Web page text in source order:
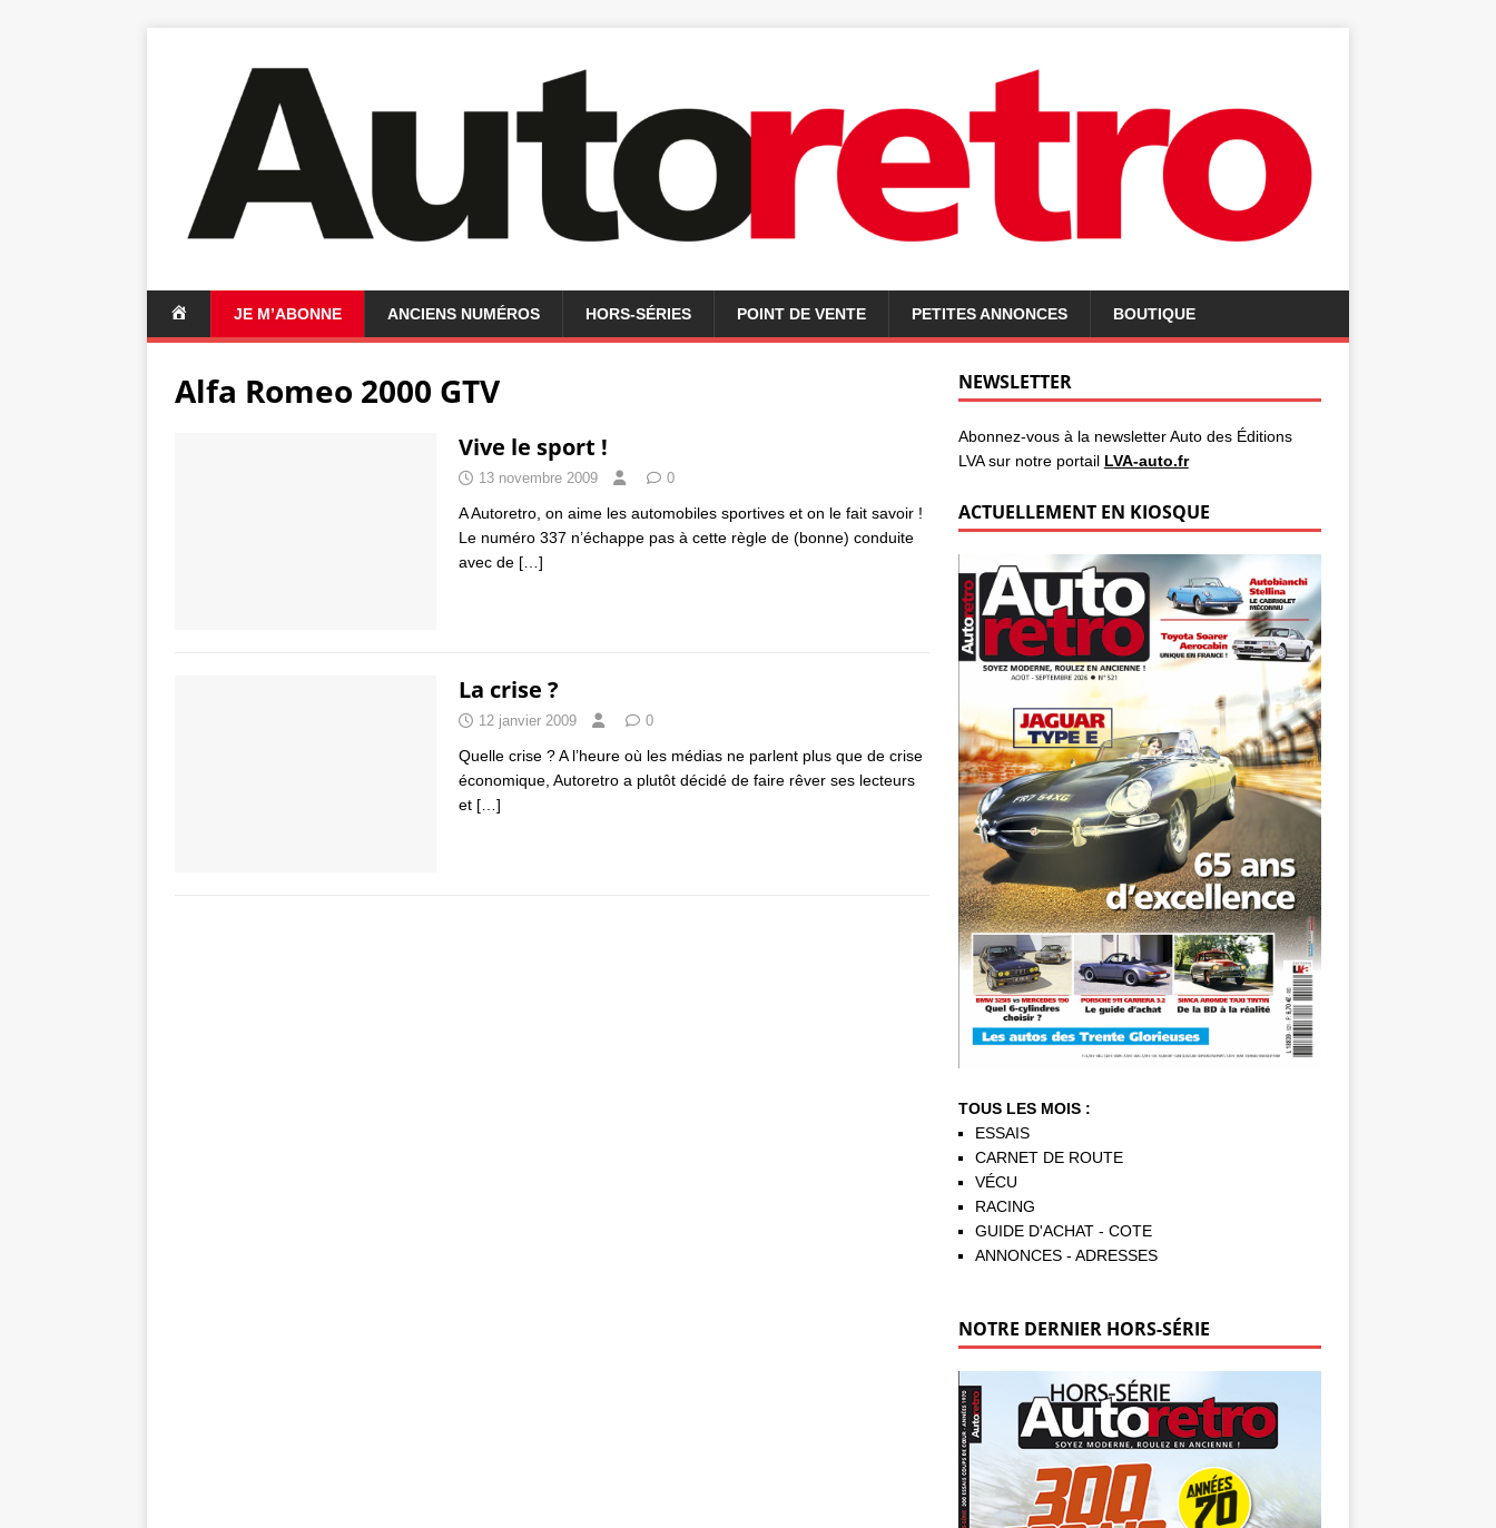
C
U
JE M’ABONNE ANCIENS NUMÉROS HORS-SÉRIES POINT DE VENTE PETITES ANNONCES BOUTIQUE
Alfa Romeo 2000 GTV
Vive le sport !
13 novembre 2009 0
A Autoretro, on aime les automobiles sportives et on le fait savoir !
Le numéro 337 n’échappe pas à cette règle de (bonne) conduite
avec de […]
La crise ?
12 janvier 2009 0
Quelle crise ? A l’heure où les médias ne parlent plus que de crise
économique, Autoretro a plutôt décidé de faire rêver ses lecteurs
et […]
NEWSLETTER
Abonnez-vous à la newsletter Auto des Éditions
LVA sur notre portail LVA-auto.fr
ACTUELLEMENT EN KIOSQUE
TOUS LES MOIS :
ESSAIS
CARNET DE ROUTE
VÉCU
RACING
GUIDE D'ACHAT - COTE
ANNONCES - ADRESSES
NOTRE DERNIER HORS-SÉRIE